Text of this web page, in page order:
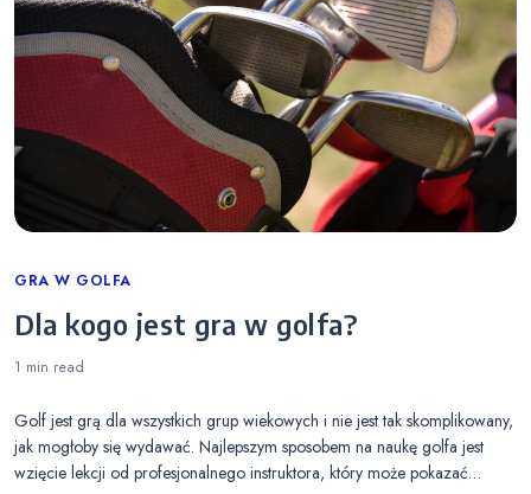
Categories
GRA W GOLFA
Dla kogo jest gra w golfa?
1 min read
Golf jest grą dla wszystkich grup wiekowych i nie jest tak skomplikowany,
jak mogłoby się wydawać. Najlepszym sposobem na naukę golfa jest
wzięcie lekcji od profesjonalnego instruktora, który może pokazać…